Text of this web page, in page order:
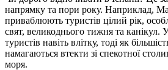
напрямку та пори року. Наприклад,
приваблюють туристів цілий рік,
свят, великоднього тижня та канікул.
туристів навіть влітку, тоді як
намагаються втекти зі спекотної
моря.